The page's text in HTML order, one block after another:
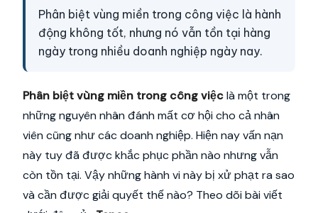
Phân biệt vùng miền trong công việc là hành
động không tốt, nhưng nó vẫn tồn tại hàng
ngày trong nhiều doanh nghiệp ngày nay.
Phân biệt vùng miền trong công việclà một trong
những nguyên nhân đánh mất cơ hội cho cả nhân
viên cũng như các doanh nghiệp. Hiện nay vấn nạn
này tuy đã được khắc phục phần nào nhưng vẫn
còn tồn tại. Vậy những hành vi này bị xử phạt ra sao
và cần được giải quyết thế nào? Theo dõi bài viết